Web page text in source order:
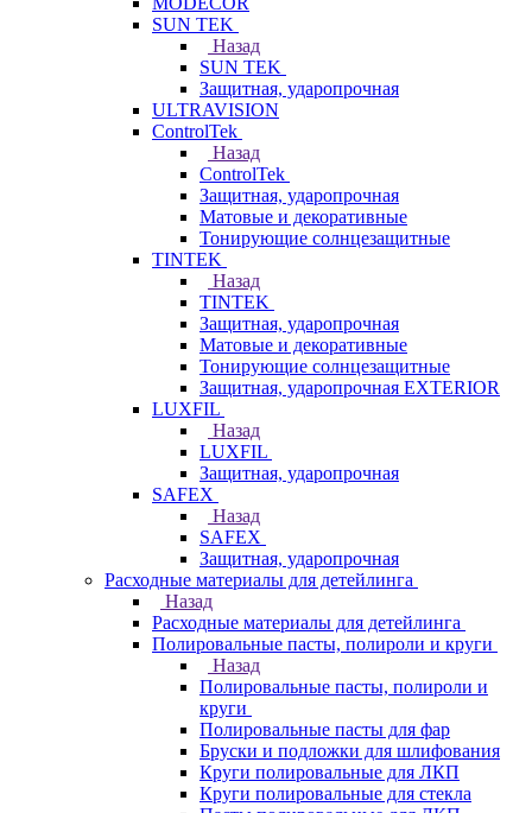
SUN TEK
Назад
SUN TEK
Защитная, ударопрочная
ULTRAVISION
ControlTek
Назад
ControlTek
Защитная, ударопрочная
Матовые и декоративные
Тонирующие солнцезащитные
TINTEK
Назад
TINTEK
Защитная, ударопрочная
Матовые и декоративные
Тонирующие солнцезащитные
Защитная, ударопрочная EXTERIOR
LUXFIL
Назад
LUXFIL
Защитная, ударопрочная
SAFEX
Назад
SAFEX
Защитная, ударопрочная
Расходные материалы для детейлинга
Назад
Расходные материалы для детейлинга
Полировальные пасты, полироли и круги
Назад
Полировальные пасты, полироли и
круги
Полировальные пасты для фар
Бруски и подложки для шлифования
Круги полировальные для ЛКП
Круги полировальные для стекла